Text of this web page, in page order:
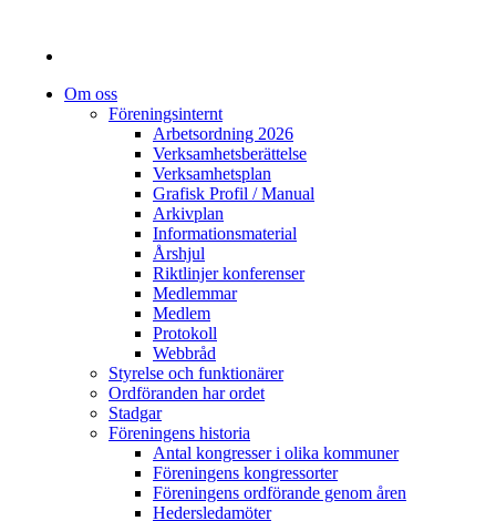
Om oss
Föreningsinternt
Arbetsordning 2026
Verksamhetsberättelse
Verksamhetsplan
Grafisk Profil / Manual
Arkivplan
Informationsmaterial
Årshjul
Riktlinjer konferenser
Medlemmar
Medlem
Protokoll
Webbråd
Styrelse och funktionärer
Ordföranden har ordet
Stadgar
Föreningens historia
Antal kongresser i olika kommuner
Föreningens kongressorter
Föreningens ordförande genom åren
Hedersledamöter